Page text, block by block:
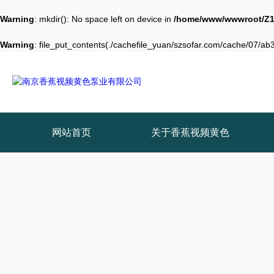
Warning: mkdir(): No space left on device in /home/www/wwwroot/
Warning: file_put_contents(./cachefile_yuan/szsofar.com/cache/07/
网站首页 关于香蕉视频黄色